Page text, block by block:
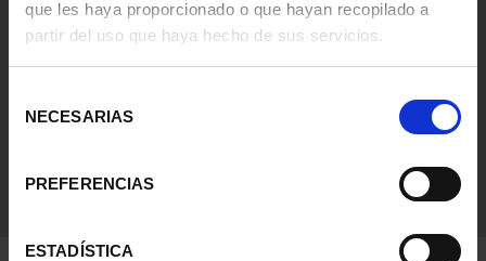
que les haya proporcionado o que hayan recopilado a
partir del uso que haya hecho de sus servicios.
NECESARIAS
PREFERENCIAS
ESTADÍSTICA